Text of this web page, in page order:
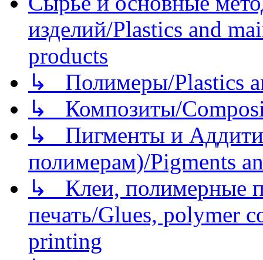
изделий/Plastics and
products
↳ Полимеры/Plastics
↳ Композиты/
↳ Пигменты и
полимерам)/Pigments
↳ Клеи, полимерные
печать/Glues, polymer
printing